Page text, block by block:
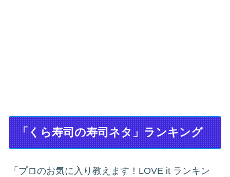
「くら寿司の寿司ネタ」ランキング
「プロのお気に入り教えます！LOVE it ランキン